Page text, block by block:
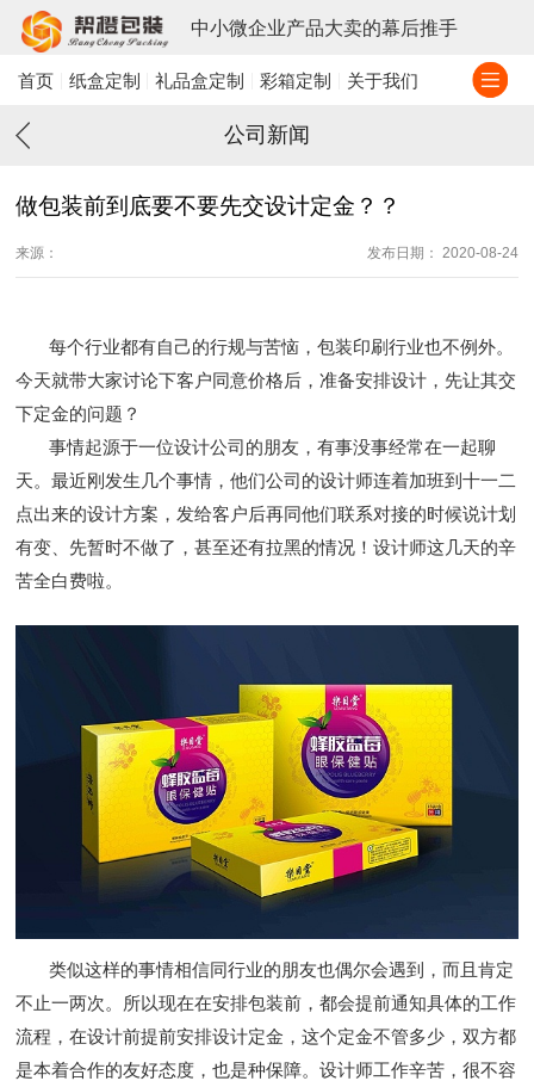
中小微企业产品大卖的幕后推手
首页 纸盒定制 礼品盒定制 彩箱定制 关于我们
公司新闻
做包装前到底要不要先交设计定金？？
来源： 发布日期： 2020-08-24
每个行业都有自己的行规与苦恼，包装印刷行业也不例外。
今天就带大家讨论下客户同意价格后，准备安排设计，先让其交
下定金的问题？
事情起源于一位设计公司的朋友，有事没事经常在一起聊
天。最近刚发生几个事情，他们公司的设计师连着加班到十一二
点出来的设计方案，发给客户后再同他们联系对接的时候说计划
有变、先暂时不做了，甚至还有拉黑的情况！设计师这几天的辛
苦全白费啦。
类似这样的事情相信同行业的朋友也偶尔会遇到，而且肯定
不止一两次。所以现在在安排包装前，都会提前通知具体的工作
流程，在设计前提前安排设计定金，这个定金不管多少，双方都
是本着合作的友好态度，也是种保障。设计师工作辛苦，很不容